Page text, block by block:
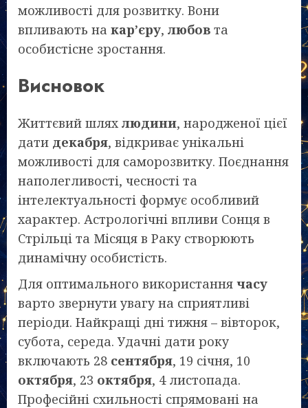
можливості для розвитку. Вони
впливають на кар’єру, любов та
особистісне зростання.
Висновок
Життєвий шлях людини, народженої цієї
дати декабря, відкриває унікальні
можливості для саморозвитку. Поєднання
наполегливості, чесності та
інтелектуальності формує особливий
характер. Астрологічні впливи Сонця в
Стрільці та Місяця в Раку створюють
динамічну особистість.
Для оптимального використання часу
варто звернути увагу на сприятливі
періоди. Найкращі дні тижня – вівторок,
субота, середа. Удачні дати року
включають 28 сентября, 19 січня, 10
октября, 23 октября, 4 листопада.
Професійні схильності спрямовані на